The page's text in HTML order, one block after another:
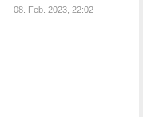
08. Feb. 2023, 22:02